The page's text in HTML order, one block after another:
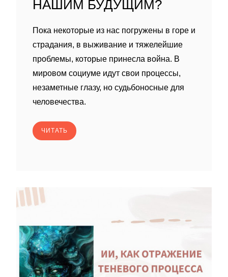
НАШИМ БУДУЩИМ?
Пока некоторые из нас погружены в горе и
страдания, в выживание и тяжелейшие
проблемы, которые принесла война. В
мировом социуме идут свои процессы,
незаметные глазу, но судьбоносные для
человечества.
ЧИТАТЬ